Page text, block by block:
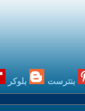
بنترست بلوكر